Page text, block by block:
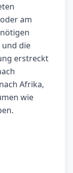
am
die
erstreckt
Afrika,
wie